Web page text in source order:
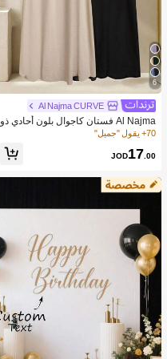
6
Al Najma CURVE
Al Najma فستان كاجوال بلون أحادي ذو
70+ يقول "جميل"
JOD17 .00